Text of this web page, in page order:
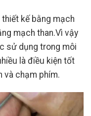
kế bằng mạch
mạch than.Vì vậy
sử dụng trong môi
là điều kiện tốt
và chạm phím.